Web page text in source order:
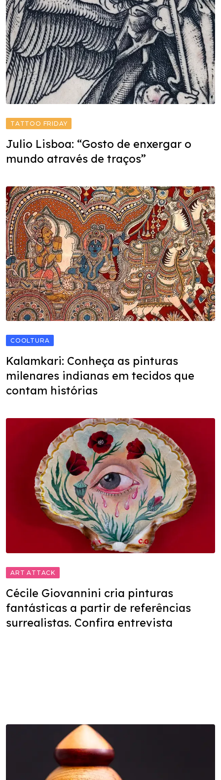
TATTOO FRIDAY
Julio Lisboa: “Gosto de enxergar o
mundo através de traços”
COOLTURA
Kalamkari: Conheça as pinturas
milenares indianas em tecidos que
contam histórias
ART ATTACK
Cécile Giovannini cria pinturas
fantásticas a partir de referências
surrealistas. Confira entrevista